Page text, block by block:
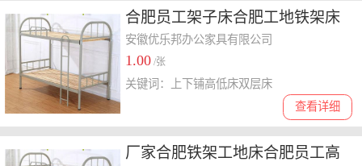
合肥员工架子床合肥工地铁架床
厂家定制批发
安徽优乐邦办公家具有限公司
1.00 /张
查看详细
关键词：上下铺高低床双层床
厂家合肥铁架工地床合肥员工高